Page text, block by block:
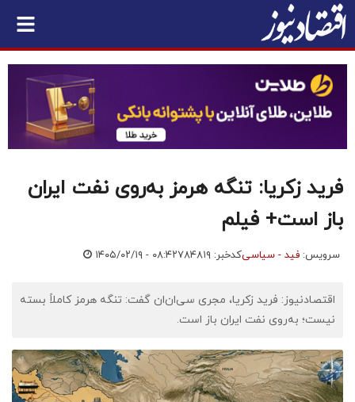
فرید زکریا: تنگه هرمز به‌روی نفت ایران
باز است+ فیلم
سرویس: فید - سیاسیکدخبر: ۷۸۴۸۱۹ ۱۴۰۵/۰۲/۱۹ - ۰۸:۴۲
اقتصادنیوز: فرید زکریا، مجری سی‌ان‌ان گفت: تنگه هرمز کاملاً بسته
نیست؛ به‌روی نفت ایران باز است.